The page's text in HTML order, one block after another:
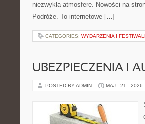
niezwykłą atmosferę. Nowości na
Podróże. To internetowe […]
CATEGORIES: WYDARZENIA I
UBEZPIECZENIA I
POSTED BY ADMIN MAJ - 21 - 2026